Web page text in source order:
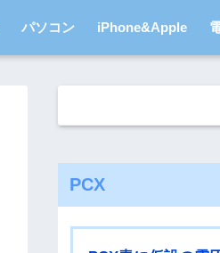
パソコン iPhone&Apple
PCX